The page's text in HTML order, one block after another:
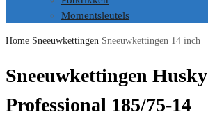
Momentsleutels
Home Sneeuwkettingen Sneeuwkettingen 14 inch
Sneeuwkettingen Husky
Professional 185/75-14